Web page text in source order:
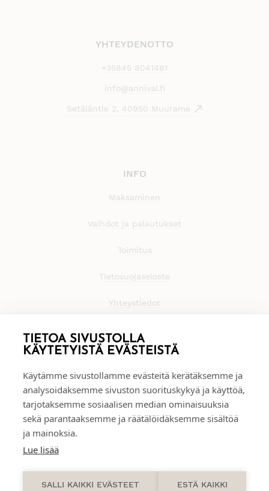
TIETOA SIVUSTOLLA
KÄYTETYISTÄ EVÄSTEISTÄ
Käytämme sivustollamme evästeitä kerätäksemme ja
analysoidaksemme sivuston suorituskykyä ja käyttöä,
tarjotaksemme sosiaalisen median ominaisuuksia
sekä parantaaksemme ja räätälöidäksemme sisältöä
ja mainoksia.
Lue lisää
SALLI KAIKKI EVÄSTEET ESTÄ KAIKKI
YHTEYDENOTTO
+35845 8041481
info@annival.fi
Setäläntie 2, 40950 Muurame
INFO
Maksaminen
Vaihdot ja palautukset
Toimitus
Tietosuojaseloste
Yhteystiedot